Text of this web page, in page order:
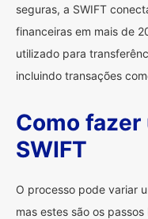
seguras, a SWIFT
financeiras em mais de
utilizado para
incluindo transações
Como
SWIFT
O processo pode variar
mas estes são os passos